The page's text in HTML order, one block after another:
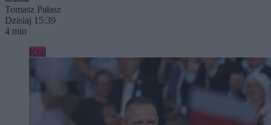
Tomasz Pałasz
Dzisiaj 15:39
4 min
Kraj